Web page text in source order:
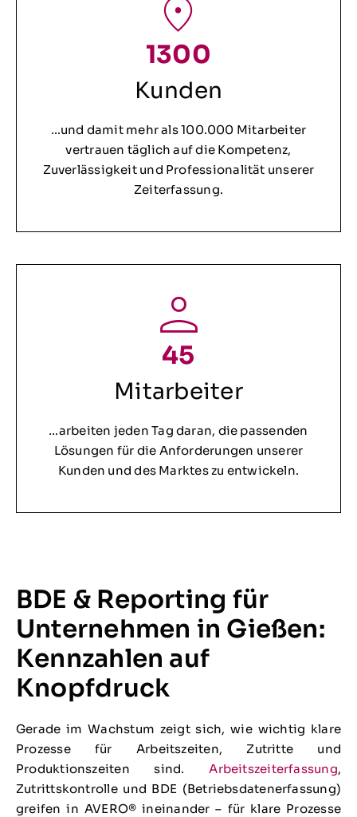
1300
Kunden
…und damit mehr als 100.000 Mitarbeiter
vertrauen täglich auf die Kompetenz,
Zuverlässigkeit und Professionalität unserer
Zeiterfassung.
45
Mitarbeiter
…arbeiten jeden Tag daran, die passenden
Lösungen für die Anforderungen unserer
Kunden und des Marktes zu entwickeln.
BDE & Reporting für
Unternehmen in Gießen:
Kennzahlen auf
Knopfdruck
Gerade im Wachstum zeigt sich, wie wichtig klare
Prozesse für Arbeitszeiten, Zutritte und
Produktionszeiten sind.Arbeitszeiterfassung,
Zutrittskontrolle und BDE (Betriebsdatenerfassung)
greifen in AVERO® ineinander – für klare Prozesse